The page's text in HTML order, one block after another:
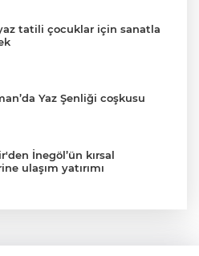
tatili çocuklar için sanatla
Yaz Şenliği coşkusu
İnegöl’ün kırsal
ulaşım yatırımı